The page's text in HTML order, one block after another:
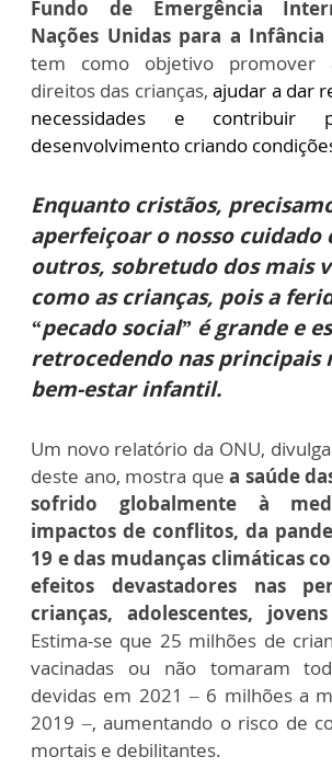
Fundo de Emergência
Nações Unidas para a Infância
tem como objetivo promover
direitos das crianças,ajudar a dar
necessidades e
desenvolvimento criando
Enquanto cristãos,
aperfeiçoar o nosso cuidado
outros, sobretudo dos mais
como as crianças, pois a
“pecado social” é grande e
retrocedendo nas principais
bem-estar infantil.
Um novo relatório da ONU,
deste ano, mostra que a saúde
sofrido globalmente à
impactos de conflitos, da
19 e das mudanças climáticas
efeitos devastadores nas
crianças, adolescentes,
Estima-se que 25 milhões de
vacinadas ou não tomaram
devidas em 2021 – 6 milhões a
2019 –, aumentando o risco de
mortais e debilitantes.